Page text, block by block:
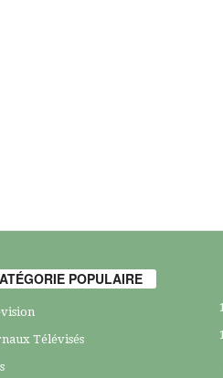
POPULAIRE
Télévisés